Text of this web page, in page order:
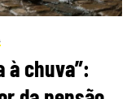
à chuva”: